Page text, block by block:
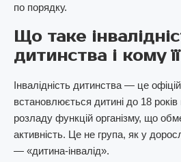
по порядку.
Що таке
дитинства і кому
Інвалідність дитинства — це
встановлюється дитині до 18 років
розладу функцій організму, що
активність. Це не група, як у
— «дитина-інвалід».